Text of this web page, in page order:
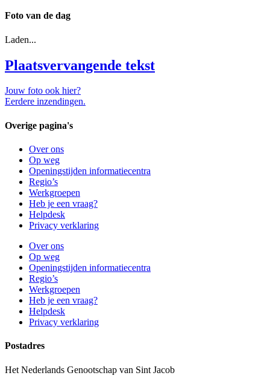
Foto van de dag
Laden...
Plaatsvervangende tekst
Jouw foto ook hier?
Eerdere inzendingen.
Overige pagina's
Over ons
Op weg
Openingstijden informatiecentra
Regio’s
Werkgroepen
Heb je een vraag?
Helpdesk
Privacy verklaring
Over ons
Op weg
Openingstijden informatiecentra
Regio’s
Werkgroepen
Heb je een vraag?
Helpdesk
Privacy verklaring
Postadres
Het Nederlands Genootschap van Sint Jacob